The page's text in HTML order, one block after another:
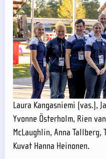
Laura Kangasniemi (vas.),
Yvonne Österholm, Rien
McLaughlin, Anna Tallberg,
Kuvat Hanna Heinonen.